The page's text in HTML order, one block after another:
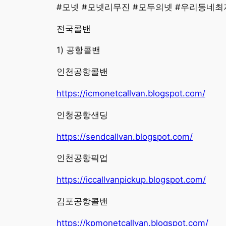
#모넷 #모넷리무진 #모두의넷 #우리동네최
전국콜밴
​1) 공항콜밴
인천공항콜밴
https://icmonetcallvan.blogspot.com/
인청공항샌딩
https://sendcallvan.blogspot.com/
인천공항픽업
https://iccallvanpickup.blogspot.com/
김포공항콜밴
https://kpmonetcallvan.blogspot.com/